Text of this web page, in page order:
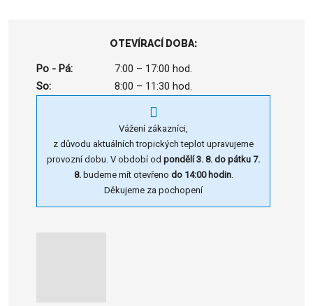
OTEVÍRACÍ DOBA:
Po - Pá:
So:
7:00 – 17:00 hod.
8:00 – 11:30 hod.
Vážení zákazníci,
z důvodu aktuálních tropických teplot upravujeme
provozní dobu. V období od pondělí 3. 8. do pátku 7.
8.budeme mít otevřeno do 14:00 hodin.
Děkujeme za pochopení